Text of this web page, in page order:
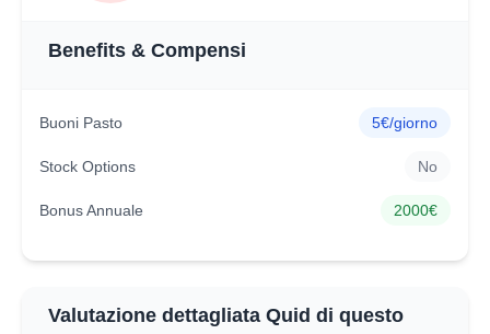
Benefits & Compensi
Buoni Pasto 5€/giorno
Stock Options No
Bonus Annuale 2000€
Valutazione dettagliata Quid di questo